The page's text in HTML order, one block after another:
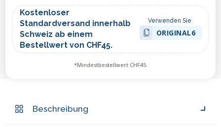
Kostenloser
Standardversand innerhalb
Schweiz ab einem
Bestellwert von CHF45.
Verwenden Sie
ORIGINAL6
*Mindestbestellwert CHF45.
Beschreibung